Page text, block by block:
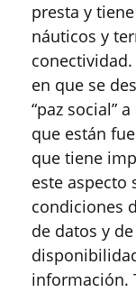
presta y
náuticos y
en que se
“paz social”
que están
que tiene
este aspecto
condiciones
de datos y
información.